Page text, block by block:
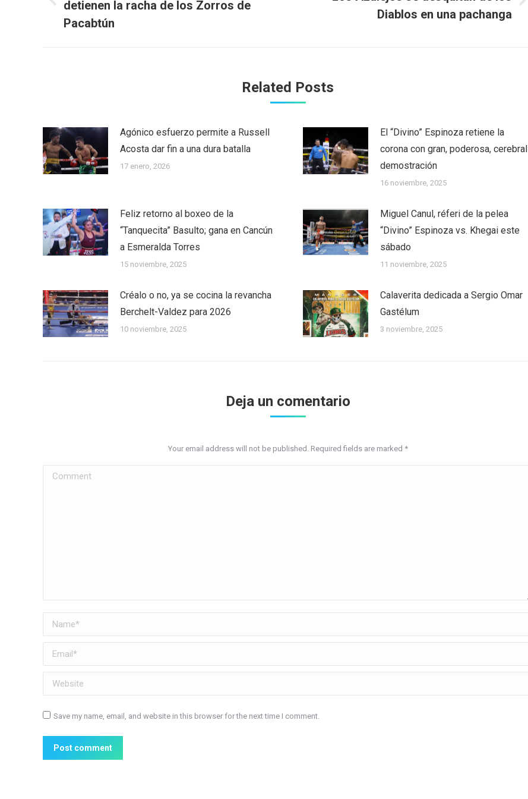
Previous
post:
detienen la racha de los Zorros de
Pacabtún
Diablos en una pachanga
Related Posts
Agónico esfuerzo permite a Russell
Acosta dar fin a una dura batalla
17 enero, 2026
El “Divino” Espinoza retiene la
corona con gran, poderosa, cerebral
demostración
16 noviembre, 2025
Feliz retorno al boxeo de la
“Tanquecita” Basulto; gana en Cancún
a Esmeralda Torres
15 noviembre, 2025
Miguel Canul, réferi de la pelea
“Divino” Espinoza vs. Khegai este
sábado
11 noviembre, 2025
Créalo o no, ya se cocina la revancha
Berchelt-Valdez para 2026
10 noviembre, 2025
Calaverita dedicada a Sergio Omar
Gastélum
3 noviembre, 2025
Deja un comentario
Your email address will not be published. Required fields are marked *
Comment
Name *
Email *
Website
Save my name, email, and website in this browser for the next time I comment.
Post comment